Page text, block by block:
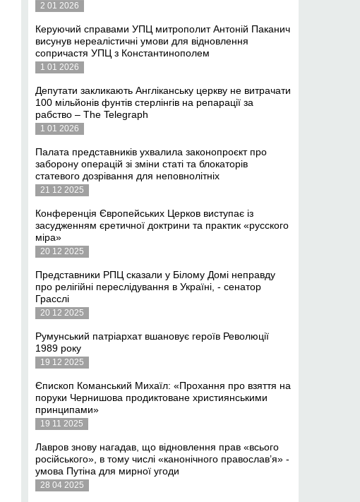
2 01 2026
Керуючий справами УПЦ митрополит Антоній Паканич
висунув нереалістичні умови для відновлення
сопричастя УПЦ з Константинополем
1 01 2026
Депутати закликають Англіканську церкву не витрачати
100 мільйонів фунтів стерлінгів на репарації за
рабство – The Telegraph
1 01 2026
Палата представників ухвалила законопроєкт про
заборону операцій зі зміни статі та блокаторів
статевого дозрівання для неповнолітніх
21 12 2025
Конференція Європейських Церков виступає із
засудженням єретичної доктрини та практик «русского
міра»
20 12 2025
Представники РПЦ сказали у Білому Домі неправду
про релігійні переслідування в Україні, - сенатор
Грасслі
20 12 2025
Румунський патріархат вшановує героїв Революції
1989 року
19 12 2025
Єпископ Команський Михаїл: «Прохання про взяття на
поруки Чернишова продиктоване християнськими
принципами»
19 11 2025
Лавров знову нагадав, що відновлення прав «всього
російського», в тому числі «канонічного православ’я» -
умова Путіна для мирної угоди
28 04 2025